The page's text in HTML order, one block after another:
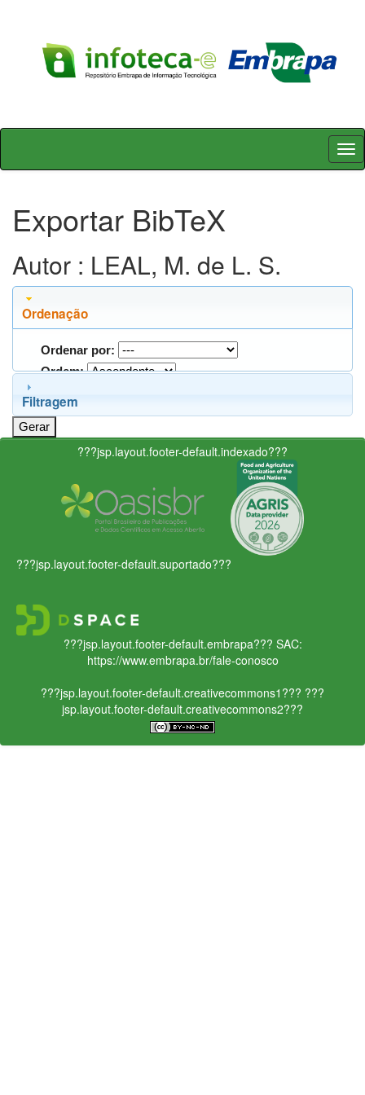
Skip
Exportar BibTeX
Autor : LEAL, M. de L. S.
Ordenação
Ordenar por:
Ordem:
Filtragem
???jsp.layout.footer-default.indexado???
???jsp.layout.footer-default.suportado???
???jsp.layout.footer-default.embrapa??? SAC:
https://www.embrapa.br/fale-conosco
???jsp.layout.footer-default.creativecommons1??? ???
jsp.layout.footer-default.creativecommons2???